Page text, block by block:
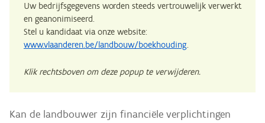
Uw bedrijfsgegevens worden steeds vertrouwelijk verwerkt
en geanonimiseerd.
Stel u kandidaat via onze website:
www.vlaanderen.be/landbouw/boekhouding.
Klik rechtsboven om deze popup te verwijderen.
Kan de landbouwer zijn financiële verplichtingen